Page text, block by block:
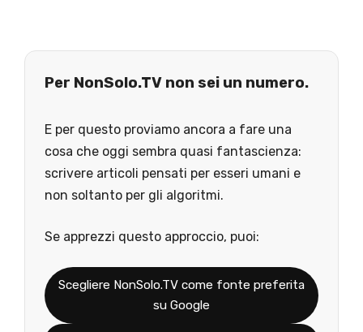
Per NonSolo.TV non sei un numero.
E per questo proviamo ancora a fare una
cosa che oggi sembra quasi fantascienza:
scrivere articoli pensati per esseri umani e
non soltanto per gli algoritmi.
Se apprezzi questo approccio, puoi:
Scegliere NonSolo.TV come fonte preferita
su Google